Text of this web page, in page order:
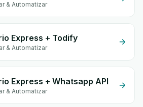
& Automatizar
Express + Todify
& Automatizar
Express + Whatsapp API
& Automatizar